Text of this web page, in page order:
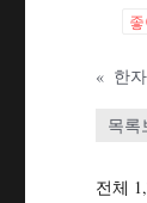
« 한
목록
전체